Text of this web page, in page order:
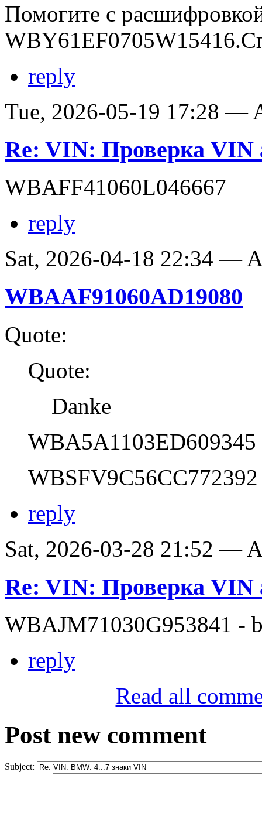
Помогите с
reply
Tue, 2026-05-19 17:28 —
Re: VIN: Проверка VIN
WBAFF41060L046667
reply
Sat, 2026-04-18 22:34 —
WBAAF91060AD19080
Quote:
Quote:
Danke
WBA5A1103ED609345
WBSFV9C56CC772392
reply
Sat, 2026-03-28 21:52 —
Re: VIN: Проверка VIN
WBAJM71030G953841 -
reply
Read all
Post new comment
Subject: